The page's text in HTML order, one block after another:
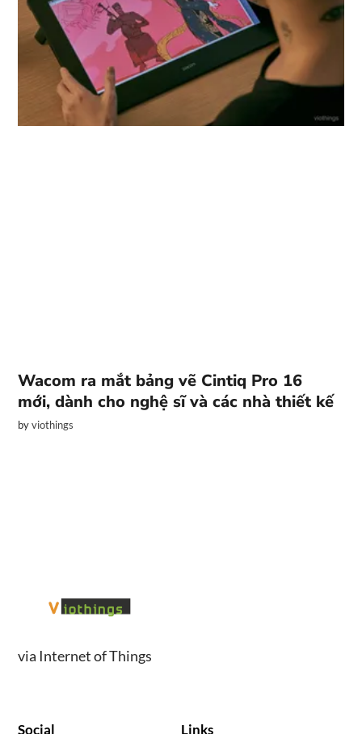
Wacom ra mắt bảng vẽ Cintiq Pro 16
mới, dành cho nghệ sĩ và các nhà thiết kế
byviothings
via Internet of Things
Social Links